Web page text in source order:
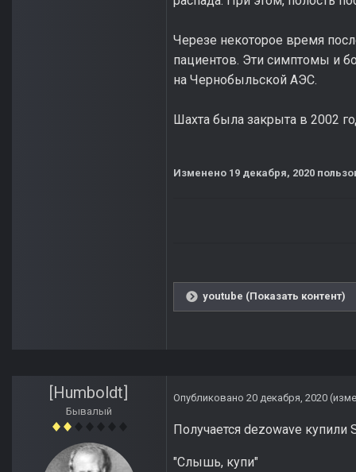
Черезе некоторое время
пациентов. Эти симптомы и
на Чернобыльской АЭС.
Шахта была закрыта в 2002
Изменено 19 декабря, 2020
youtube (Показать контент)
[Humboldt]
Бывалый
Опубликовано 20 декабря, 2020
Получается dezowave купили
"Слышь, купи"